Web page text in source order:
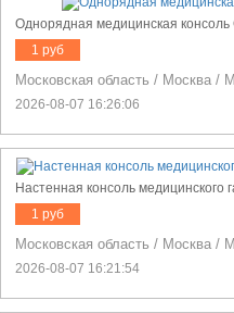
Однорядная медицинская консоль
1 руб
Московская область / Москва /
2026-08-07 16:26:06
Настенная консоль медицинского
1 руб
Московская область / Москва /
2026-08-07 16:21:54